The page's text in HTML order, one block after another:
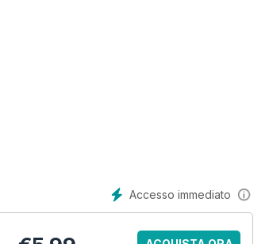
Accesso immediato